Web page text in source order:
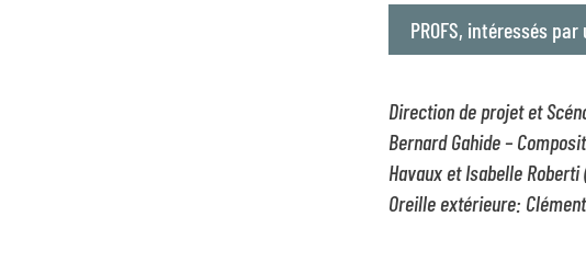
PROFS, intéressés
Direction de projet et
Bernard Gahide –
Havaux et Isabelle
Oreille extérieure: